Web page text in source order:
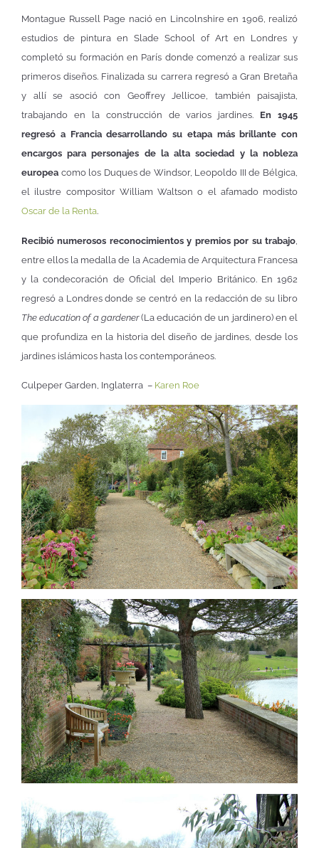
Montague Russell Page nació en Lincolnshire en 1906, realizó
estudios de pintura en Slade School of Art en Londres y
completó su formación en París donde comenzó a realizar sus
primeros diseños. Finalizada su carrera regresó a Gran Bretaña
y allí se asoció con Geoffrey Jellicoe, también paisajista,
trabajando en la construcción de varios jardines. En 1945
regresó a Francia desarrollando su etapa más brillante con
encargos para personajes de la alta sociedad y la nobleza
europea como los Duques de Windsor, Leopoldo III de Bélgica,
el ilustre compositor William Waltson o el afamado modisto
Oscar de la Renta.
Recibió numerosos reconocimientos y premios por su trabajo
entre ellos la medalla de la Academia de Arquitectura Francesa
y la condecoración de Oficial del Imperio Británico. En 1962
regresó a Londres donde se centró en la redacción de su libro
The education of a gardener(La educación de un jardinero) en el
que profundiza en la historia del diseño de jardines, desde los
jardines islámicos hasta los contemporáneos.
Culpeper Garden, Inglaterra – Karen Roe